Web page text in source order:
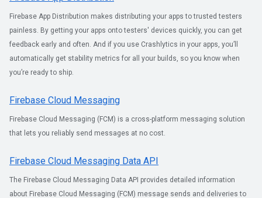
Firebase App Distribution makes distributing your apps to trusted testers
painless. By getting your apps onto testers' devices quickly, you can get
feedback early and often. And if you use Crashlytics in your apps, you’ll
automatically get stability metrics for all your builds, so you know when
you’re ready to ship.
Firebase Cloud Messaging
Firebase Cloud Messaging (FCM) is a cross-platform messaging solution
that lets you reliably send messages at no cost.
Firebase Cloud Messaging Data API
The Firebase Cloud Messaging Data API provides detailed information
about Firebase Cloud Messaging (FCM) message sends and deliveries to